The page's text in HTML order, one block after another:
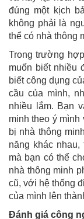
đúng một kịch
không phải là
thể có nhà thông
Trong trường
muốn biết nhiều
biết công dụng
cầu của mình,
nhiều lắm. Bạn
minh theo ý
bị nhà thông
năng khác
mà bạn có thể
nhà thông minh
cũ, với hệ thống
của mình lên
Đánh giá công